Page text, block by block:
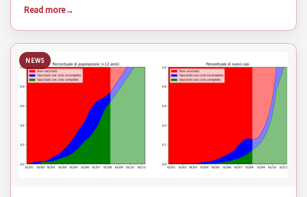
Read more
NEWS